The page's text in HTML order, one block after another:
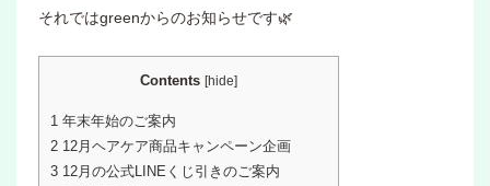
それではgreenからのお知らせです🌿
Contents [hide]
1 年末年始のご案内
2 12月ヘアケア商品キャンペーン企画
3 12月の公式LINEくじ引きのご案内